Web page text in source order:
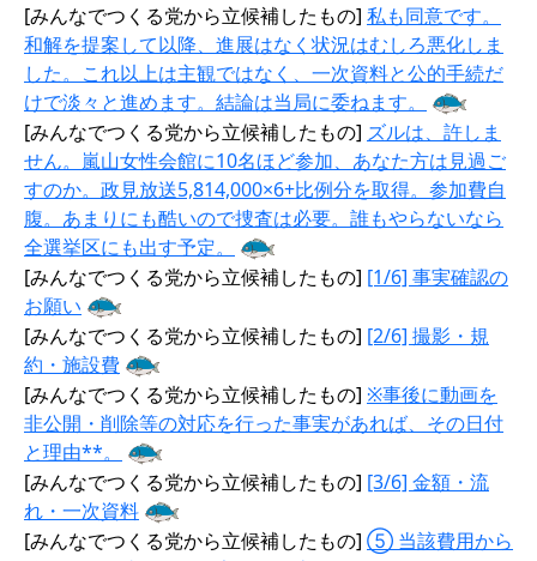
[みんなでつくる党から立候補したもの] 私も同意です。
和解を提案して以降、進展はなく状況はむしろ悪化しま
した。これ以上は主観ではなく、一次資料と公的手続だ
けで淡々と進めます。結論は当局に委ねます。
[みんなでつくる党から立候補したもの] ズルは、許しま
せん。嵐山女性会館に10名ほど参加、あなた方は見過ご
すのか。政見放送5,814,000×6+比例分を取得。参加費自
腹。あまりにも酷いので捜査は必要。誰もやらないなら
全選挙区にも出す予定。
[みんなでつくる党から立候補したもの] [1/6] 事実確認の
お願い
[みんなでつくる党から立候補したもの] [2/6] 撮影・規
約・施設費
[みんなでつくる党から立候補したもの] ※事後に動画を
非公開・削除等の対応を行った事実があれば、その日付
と理由**。
[みんなでつくる党から立候補したもの] [3/6] 金額・流
れ・一次資料
[みんなでつくる党から立候補したもの] ⑤ 当該費用から